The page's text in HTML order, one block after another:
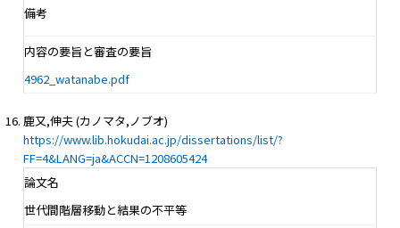
備考
内容の要旨と審査の要旨
4962_watanabe.pdf
鹿又,伸夫 (カノマタ,ノブオ)
https://www.lib.hokudai.ac.jp/dissertations/list/?
FF=4&LANG=ja&ACCN=1208605424
論文名
世代間階層移動と結果の不平等